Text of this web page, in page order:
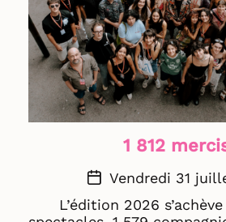
1 812
Vendredi 31
L’édition 2026